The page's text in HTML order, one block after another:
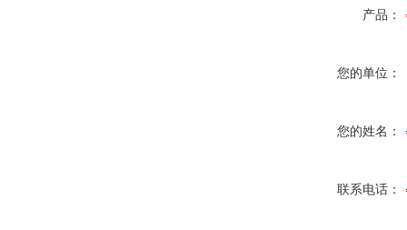
产品：
您的单位：
您的姓名：
联系电话：